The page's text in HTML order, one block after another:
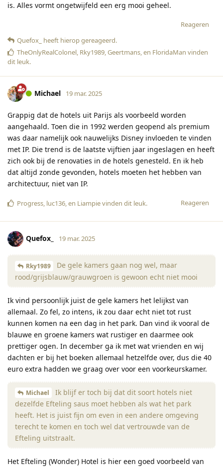
is. Alles vormt ongetwijfeld een erg mooi geheel.
Reageren
Quefox_ heeft hierop gereageerd.
TheOnlyRealColonel, Rky1989,Geertmans, en FloridaMan vinden
dit leuk.
Michael 19 mar. 2025
Grappig dat de hotels uit Parijs als voorbeeld worden
aangehaald. Toen die in 1992 werden geopend als premium
was daar namelijk ook nauwelijks Disney invloeden te vinden
met IP. Die trend is de laatste vijftien jaar ingeslagen en heeft
zich ook bij de renovaties in de hotels genesteld. En ik heb
dat altijd zonde gevonden, hotels moeten het hebben van
architectuur, niet van IP.
Reageren
Progress, luc136, en Liampievinden dit leuk.
Quefox_ 19 mar. 2025
Rky1989
De gele kamers gaan nog wel, maar
rood/grijsblauw/grauwgroen is gewoon echt niet mooi
Ik vind persoonlijk juist de gele kamers het lelijkst van
allemaal. Zo fel, zo intens, ik zou daar echt niet tot rust
kunnen komen na een dag in het park. Dan vind ik vooral de
blauwe en groene kamers wat rustiger en daarmee ook
prettiger ogen. In december ga ik met wat vrienden en wij
dachten er bij het boeken allemaal hetzelfde over, dus die 40
euro extra hadden we graag over voor een voorkeurskamer.
Michael
Ik blijf er toch bij dat dit soort hotels niet
dezelfde Efteling saus moet hebben als wat het park
heeft. Het is juist fijn om even in een andere omgeving
terecht te komen en toch wel dat vertrouwde van de
Efteling uitstraalt.
Het Efteling (Wonder) Hotel is hier een goed voorbeeld van